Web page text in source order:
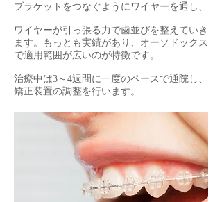
ブラケットをつなぐようにワイヤーを通し、
ワイヤーが引っ張る力で歯並びを整えていき
ます。もっとも実績があり、オーソドックス
で適用範囲が広いのが特徴です。
治療中は3～4週間に一度のペースで通院し、
矯正装置の調整を行います。